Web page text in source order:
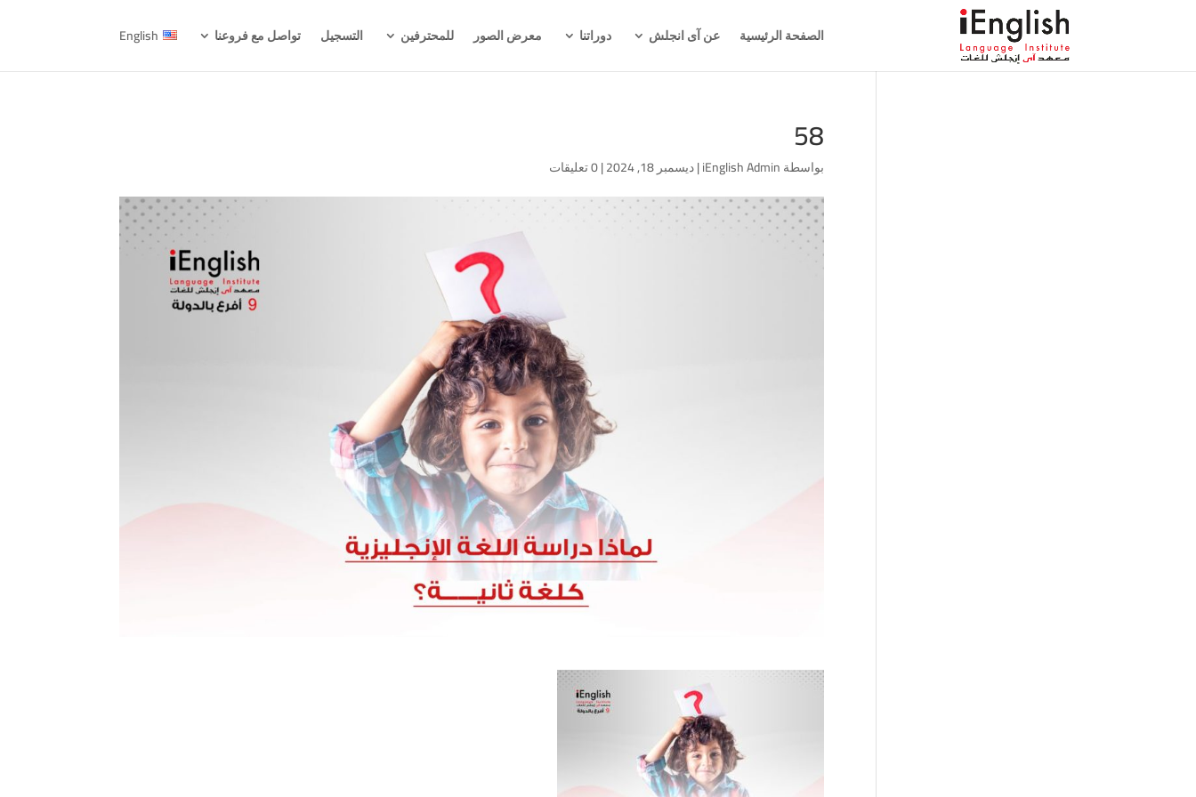
الصفحة الرئيسية عن آى انجلش دوراتنا معرض الصور للمحترفين التسجيل تواصل مع فروعنا English
58
بواسطةiEnglish Admin
|ديسمبر 18, 2024 |0 تعليقات